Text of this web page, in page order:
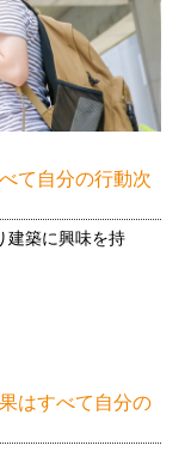
て自分の行動次
建築に興味を持
果はすべて自分の